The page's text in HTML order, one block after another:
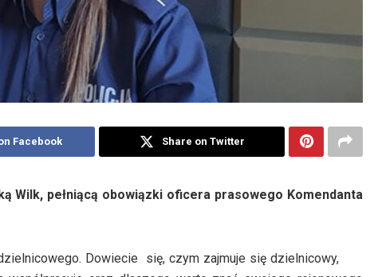
Facebook Share on Twitter
Wilk, pełniącą obowiązki oficera prasowego Komendanta
Dowiecie się, czym zajmuje się dzielnicowy,